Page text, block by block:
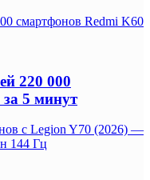
смартфонов Redmi K60
220 000
5 минут
с Legion Y70 (2026) —
144 Гц